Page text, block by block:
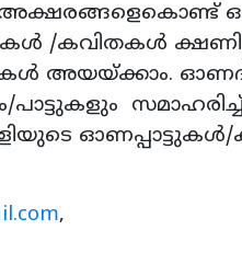
/കവിതകൾ
അയയ്ക്കാം.
,